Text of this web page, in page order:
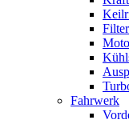
Filter
Fahrwerk